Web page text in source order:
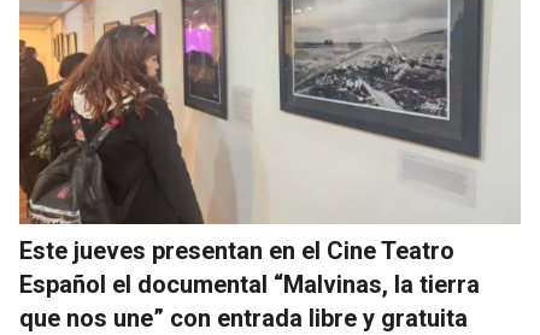
Este jueves presentan en el Cine Teatro
Español el documental “Malvinas, la tierra
que nos une” con entrada libre y gratuita